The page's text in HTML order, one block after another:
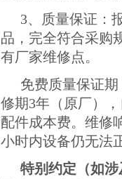
3、质量保证：
品，完全符合采购
有厂家维修点。
免费质量保证
修期3年（原厂）
配件成本费。维修
小时内设备仍无法
特别约定 （如